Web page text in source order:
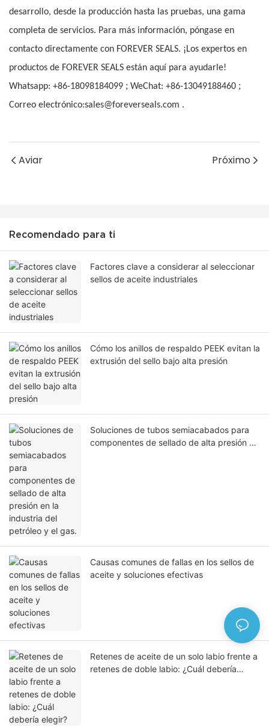
desarrollo, desde la producción hasta las pruebas, una gama
completa de servicios. Para más información, póngase en
contacto directamente con FOREVER SEALS. ¡Los expertos en
productos de FOREVER SEALS están aquí para ayudarle!
Whatsapp: +86-18098184099 ; WeChat: +86-13049188460 ;
Correo electrónico:sales@foreverseals.com .
Aviar Próximo
Recomendado para ti
Factores clave a considerar al seleccionar
sellos de aceite industriales
Cómo los anillos de respaldo PEEK evitan la
extrusión del sello bajo alta presión
Soluciones de tubos semiacabados para
componentes de sellado de alta presión en
Causas comunes de fallas en los sellos de
aceite y soluciones efectivas
Retenes de aceite de un solo labio frente a
retenes de doble labio: ¿Cuál debería